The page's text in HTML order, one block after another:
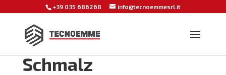
+39 035 686268 info@tecnoemmesrl.it
Schmalz